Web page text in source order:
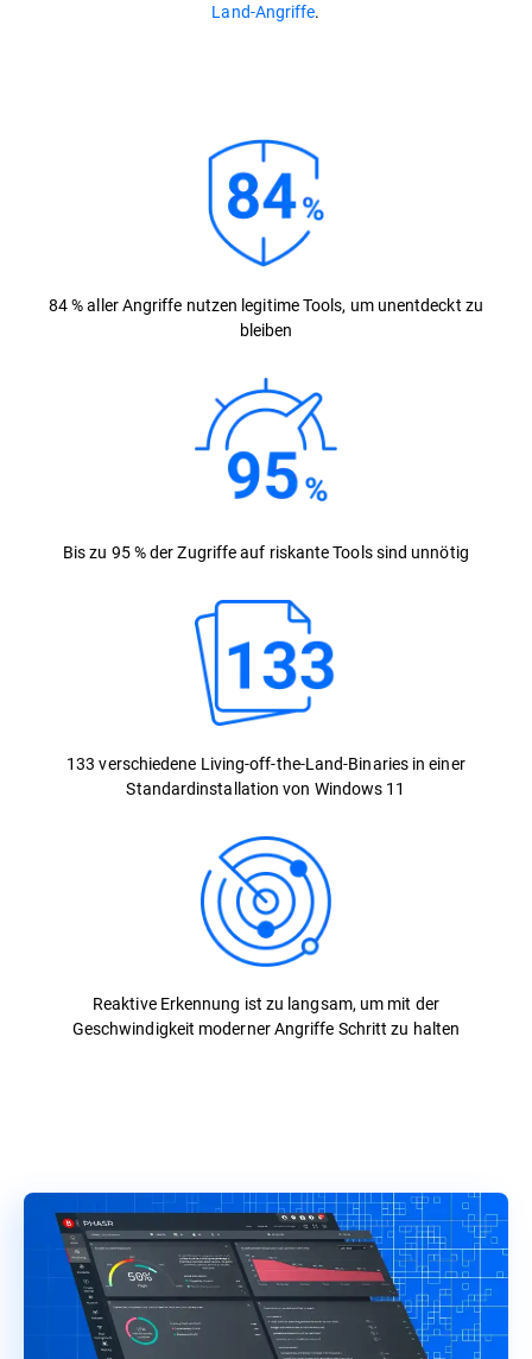
Land-Angriffe.
84 % aller Angriffe nutzen legitime Tools, um unentdeckt zu
bleiben
Bis zu 95 % der Zugriffe auf riskante Tools sind unnötig
133 verschiedene Living-off-the-Land-Binaries in einer
Standardinstallation von Windows 11
Reaktive Erkennung ist zu langsam, um mit der
Geschwindigkeit moderner Angriffe Schritt zu halten